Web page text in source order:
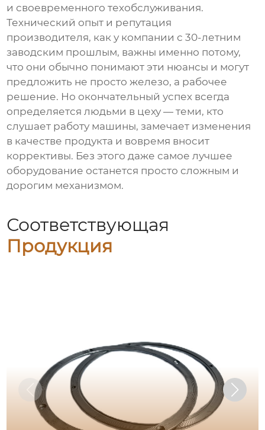
и своевременного техобслуживания.
Технический опыт и репутация
производителя, как у компании с 30-летним
заводским прошлым, важны именно потому,
что они обычно понимают эти нюансы и могут
предложить не просто железо, а рабочее
решение. Но окончательный успех всегда
определяется людьми в цеху — теми, кто
слушает работу машины, замечает изменения
в качестве продукта и вовремя вносит
коррективы. Без этого даже самое лучшее
оборудование останется просто сложным и
дорогим механизмом.
Соответствующая
Продукция